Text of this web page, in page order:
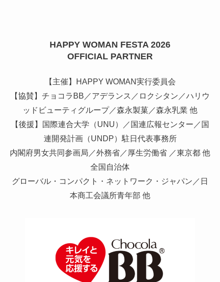
HAPPY WOMAN FESTA 2026
OFFICIAL PARTNER
【主催】HAPPY WOMAN実行委員会
【協賛】チョコラBB／アデランス／ロクシタン／ハリウ
ッドビューティグループ／森永製菓／森永乳業 他
【後援】国際連合大学（UNU）／国連広報センター／国
連開発計画（UNDP）駐日代表事務所
内閣府男女共同参画局／外務省／厚生労働省 ／東京都 他
全国自治体
グローバル・コンパクト・ネットワーク・ジャパン／日
本商工会議所青年部 他